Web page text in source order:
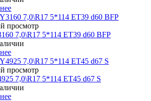
просмотр
7,0\R17 5*114 ET39 d60 BFP
просмотр
7,0\R17 5*114 ET45 d67 S